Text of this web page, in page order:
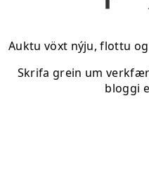
Auktu vöxt nýju, flottu
Skrifa grein um
bloggi